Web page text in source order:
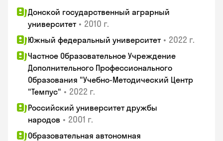
Донской государственный аграрный
университет • 2010 г.
Южный федеральный университет • 2022 г.
Частное Образовательное Учреждение
Дополнительного Профессионального
Образования "Учебно-Методический Центр
"Темпус" • 2022 г.
Российский университет дружбы
народов • 2001 г.
Образовательная автономная